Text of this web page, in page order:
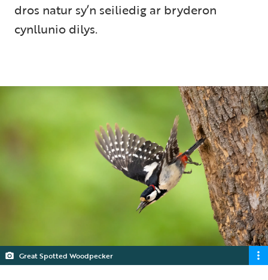
dros natur sy’n seiliedig ar bryderon
cynllunio dilys.
Great Spotted Woodpecker